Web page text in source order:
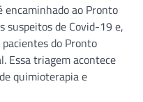
encaminhado ao Pronto
suspeitos de Covid-19 e,
do Pronto
Essa triagem acontece
quimioterapia e